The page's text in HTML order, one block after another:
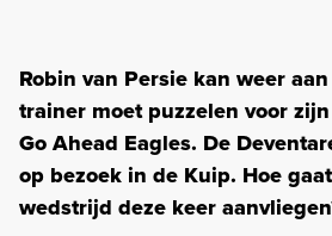
Robin van Persie kan weer
trainer moet puzzelen voor
Go Ahead Eagles. De
op bezoek in de Kuip. Hoe
wedstrijd deze keer